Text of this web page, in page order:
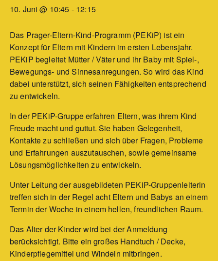
10. Juni @ 10:45 - 12:15
Das Prager-Eltern-Kind-Programm (PEKiP) ist ein
Konzept für Eltern mit Kindern im ersten Lebensjahr.
PEKiP begleitet Mütter / Väter und ihr Baby mit Spiel-,
Bewegungs- und Sinnesanregungen. So wird das Kind
dabei unterstützt, sich seinen Fähigkeiten entsprechend
zu entwickeln.
In der PEKiP-Gruppe erfahren Eltern, was ihrem Kind
Freude macht und guttut. Sie haben Gelegenheit,
Kontakte zu schließen und sich über Fragen, Probleme
und Erfahrungen auszutauschen, sowie gemeinsame
Lösungsmöglichkeiten zu entwickeln.
Unter Leitung der ausgebildeten PEKiP-Gruppenleiterin
treffen sich in der Regel acht Eltern und Babys an einem
Termin der Woche in einem hellen, freundlichen Raum.
Das Alter der Kinder wird bei der Anmeldung
berücksichtigt. Bitte ein großes Handtuch / Decke,
Kinderpflegemittel und Windeln mitbringen.